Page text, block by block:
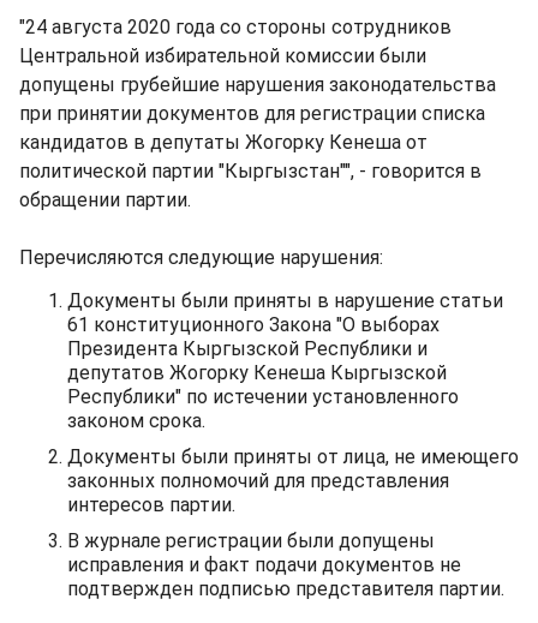
"24 августа 2020 года со стороны сотрудников
Центральной избирательной комиссии были
допущены грубейшие нарушения законодательства
при принятии документов для регистрации списка
кандидатов в депутаты Жогорку Кенеша от
политической партии "Кыргызстан"", - говорится в
обращении партии.
Перечисляются следующие нарушения:
Документы были приняты в нарушение статьи
61 конституционного Закона "О выборах
Президента Кыргызской Республики и
депутатов Жогорку Кенеша Кыргызской
Республики" по истечении установленного
законом срока.
Документы были приняты от лица, не имеющего
законных полномочий для представления
интересов партии.
В журнале регистрации были допущены
исправления и факт подачи документов не
подтвержден подписью представителя партии.